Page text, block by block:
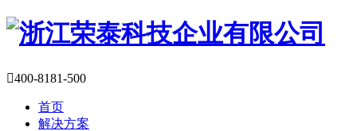
400-8181-500
首页
解决方案